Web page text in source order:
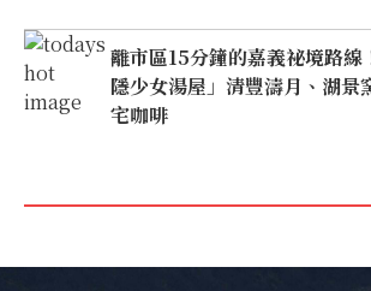
離市區15分鐘的嘉義祕境路線
隱少女湯屋」清豐濤月、湖景
宅咖啡